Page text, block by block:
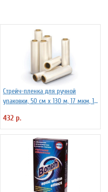
Стрейч-пленка для ручной
упаковки, 50 см х 130 м, 17 мкм, 1
растяжение 300%
432 р.